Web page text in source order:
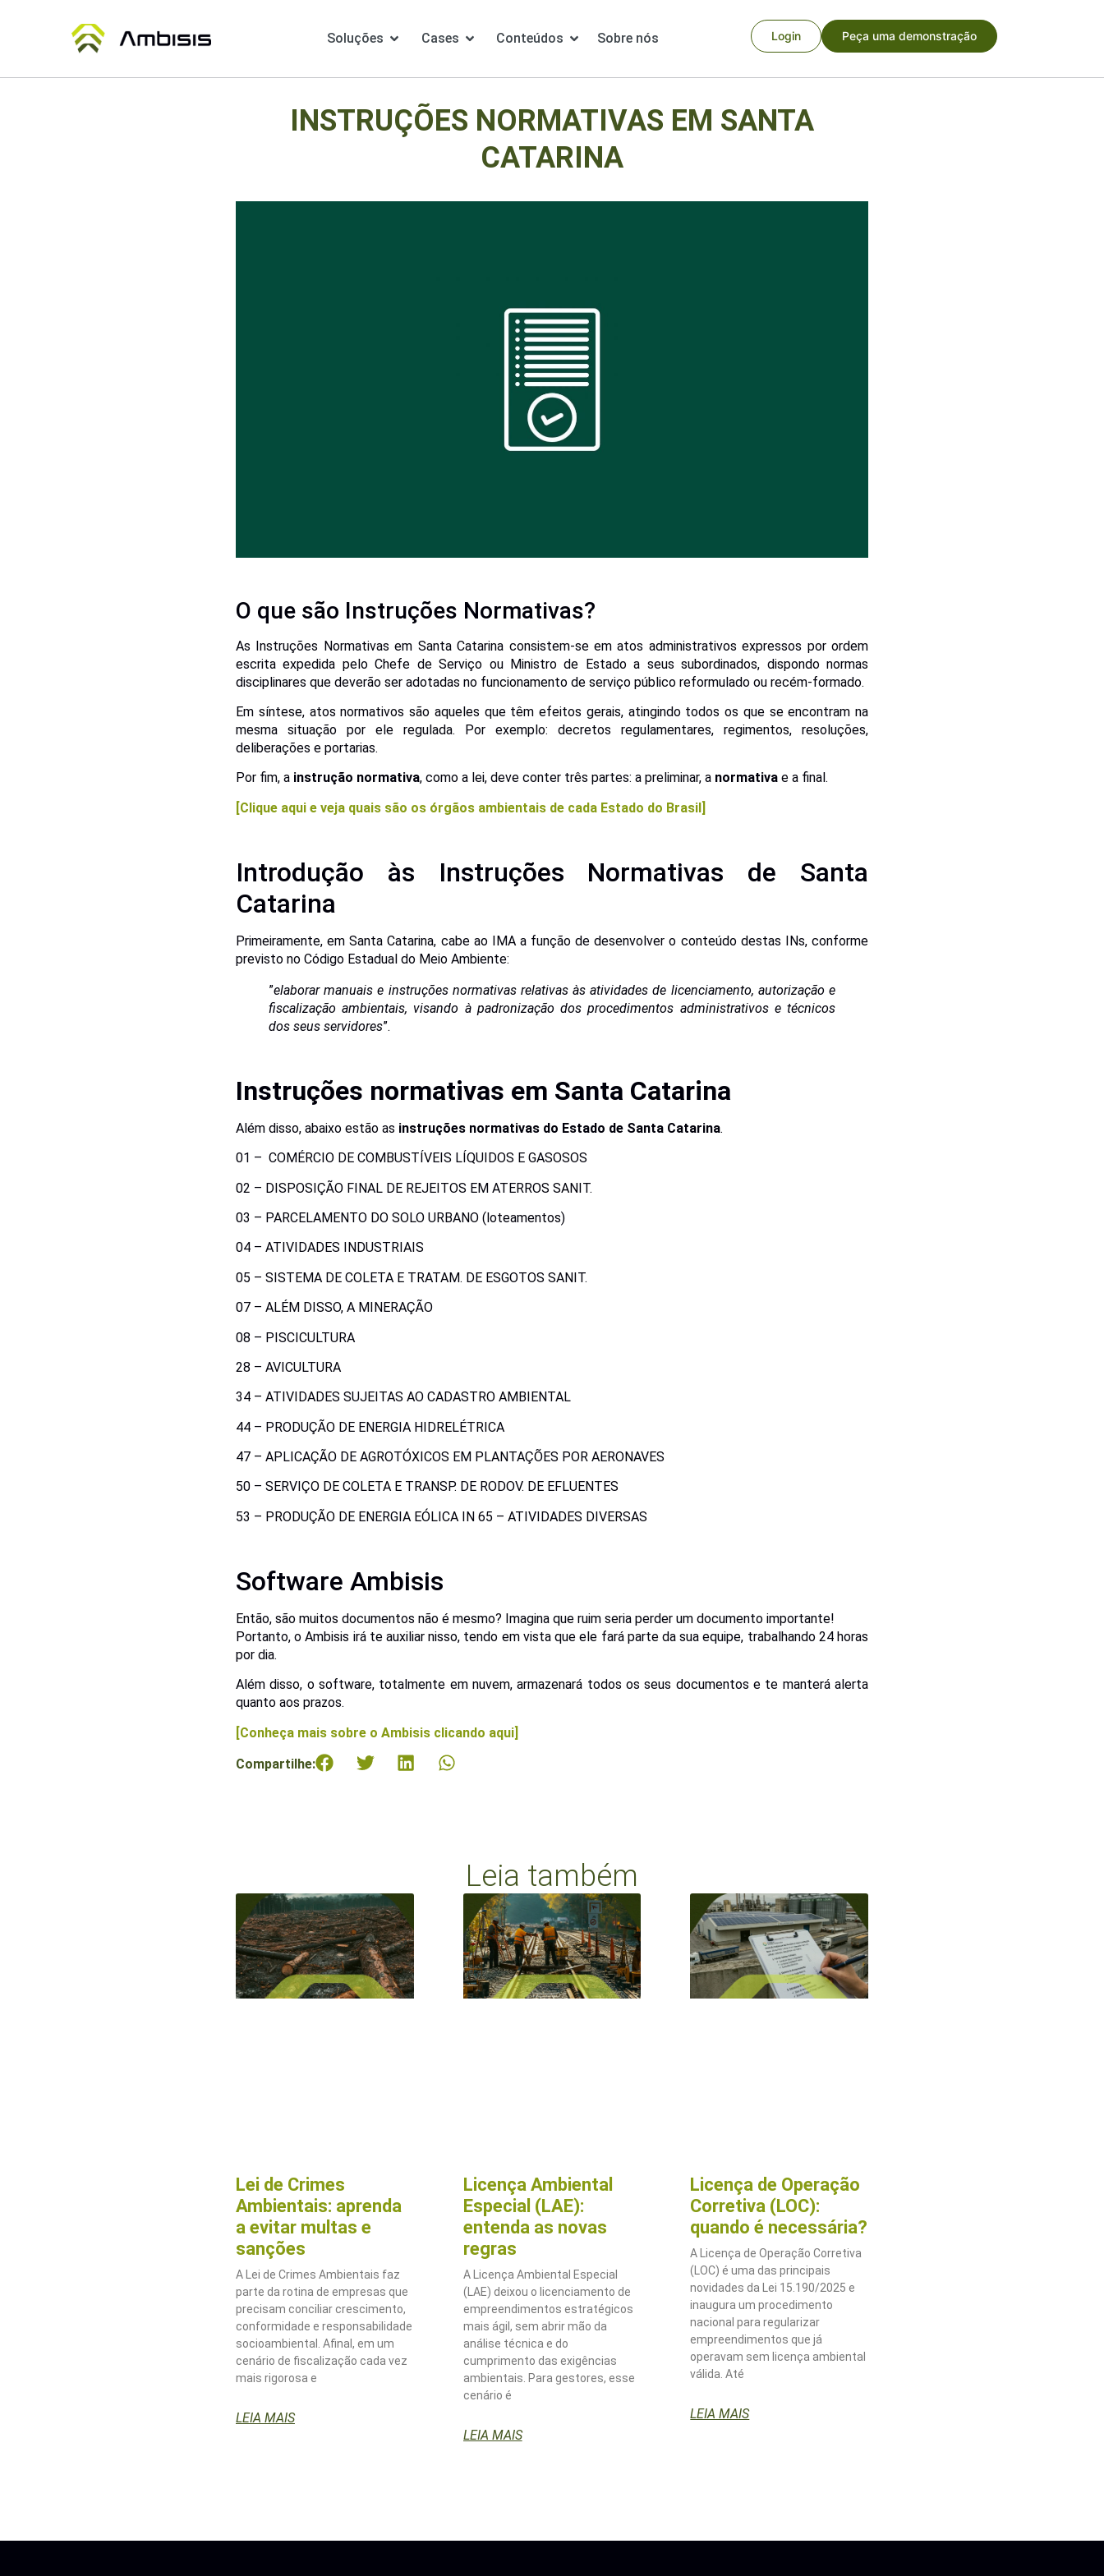
Soluções Cases Conteúdos Sobre nós Login Peça uma demonstração
INSTRUÇÕES NORMATIVAS EM SANTA
CATARINA
O que são Instruções Normativas?
As Instruções Normativas em Santa Catarina consistem-se em atos administrativos expressos por ordem
escrita expedida pelo Chefe de Serviço ou Ministro de Estado a seus subordinados, dispondo normas
disciplinares que deverão ser adotadas no funcionamento de serviço público reformulado ou recém-formado.
Em síntese, atos normativos são aqueles que têm efeitos gerais, atingindo todos os que se encontram na
mesma situação por ele regulada. Por exemplo: decretos regulamentares, regimentos, resoluções,
deliberações e portarias.
Por fim, a instrução normativa, como a lei, deve conter três partes: a preliminar, a normativa e a final.
[Clique aqui e veja quais são os órgãos ambientais de cada Estado do Brasil]
Introdução às Instruções Normativas de Santa
Catarina
Primeiramente, em Santa Catarina, cabe ao IMA a função de desenvolver o conteúdo destas INs, conforme
previsto no Código Estadual do Meio Ambiente:
”elaborar manuais e instruções normativas relativas às atividades de licenciamento, autorização e
fiscalização ambientais, visando à padronização dos procedimentos administrativos e técnicos
dos seus servidores”.
Instruções normativas em Santa Catarina
Além disso, abaixo estão as instruções normativas do Estado de Santa Catarina.
01 – COMÉRCIO DE COMBUSTÍVEIS LÍQUIDOS E GASOSOS
02 – DISPOSIÇÃO FINAL DE REJEITOS EM ATERROS SANIT.
03 – PARCELAMENTO DO SOLO URBANO (loteamentos)
04 – ATIVIDADES INDUSTRIAIS
05 – SISTEMA DE COLETA E TRATAM. DE ESGOTOS SANIT.
07 – ALÉM DISSO, A MINERAÇÃO
08 – PISCICULTURA
28 – AVICULTURA
34 – ATIVIDADES SUJEITAS AO CADASTRO AMBIENTAL
44 – PRODUÇÃO DE ENERGIA HIDRELÉTRICA
47 – APLICAÇÃO DE AGROTÓXICOS EM PLANTAÇÕES POR AERONAVES
50 – SERVIÇO DE COLETA E TRANSP. DE RODOV. DE EFLUENTES
53 – PRODUÇÃO DE ENERGIA EÓLICA IN 65 – ATIVIDADES DIVERSAS
Software Ambisis
Então, são muitos documentos não é mesmo? Imagina que ruim seria perder um documento importante!
Portanto, o Ambisis irá te auxiliar nisso, tendo em vista que ele fará parte da sua equipe, trabalhando 24 horas
por dia.
Além disso, o software, totalmente em nuvem, armazenará todos os seus documentos e te manterá alerta
quanto aos prazos.
[Conheça mais sobre o Ambisis clicando aqui]
Compartilhe:
Leia também
Lei de Crimes
Ambientais: aprenda
a evitar multas e
sanções
A Lei de Crimes Ambientais faz
parte da rotina de empresas que
precisam conciliar crescimento,
conformidade e responsabilidade
socioambiental. Afinal, em um
cenário de fiscalização cada vez
mais rigorosa e
LEIA MAIS
Licença Ambiental
Especial (LAE):
entenda as novas
regras
A Licença Ambiental Especial
(LAE) deixou o licenciamento de
empreendimentos estratégicos
mais ágil, sem abrir mão da
análise técnica e do
cumprimento das exigências
ambientais. Para gestores, esse
cenário é
LEIA MAIS
Licença de Operação
Corretiva (LOC):
quando é necessária?
A Licença de Operação Corretiva
(LOC) é uma das principais
novidades da Lei 15.190/2025 e
inaugura um procedimento
nacional para regularizar
empreendimentos que já
operavam sem licença ambiental
válida. Até
LEIA MAIS